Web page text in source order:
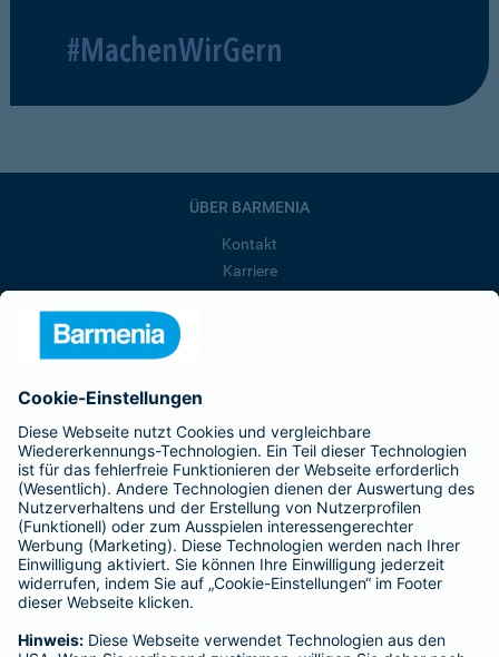
#MachenWirGern
ÜBER BARMENIA
Kontakt
Karriere
Barmenia ist Teil der BarmeniaGothaer
BELIEBTE SEITEN
Kranken-Zusatzversicherung
Tierversicherungen
Haftpflichtversicherung
Hausratversicherung